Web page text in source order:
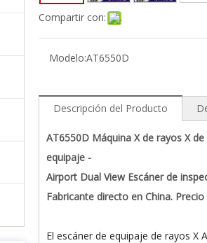
Compartir con:
Modelo:AT6550D
Descripción del Producto
AT6550D Máquina X de rayos X
equipaje -
Airport Dual View Escáner de
Fabricante directo en China.
El escáner de equipaje de rayos